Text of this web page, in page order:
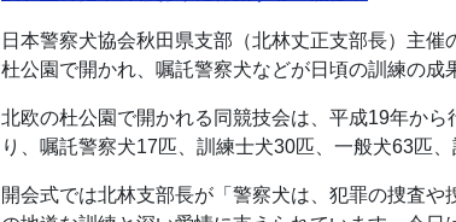
日本警察犬協会秋田県支部（北林丈正支部長）主
杜公園で開かれ、嘱託警察犬などが日頃の訓練の成
北欧の杜公園で開かれる同競技会は、平成19年か
り、嘱託警察犬17匹、訓練士犬30匹、一般犬63匹
開会式では北林支部長が「警察犬は、犯罪の捜査